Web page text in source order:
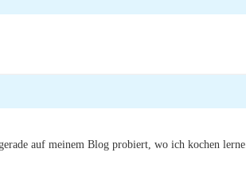
auf meinem Blog probiert, wo ich kochen lerne.